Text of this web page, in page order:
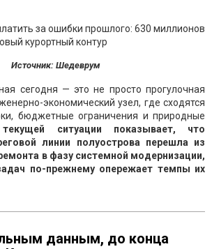
Источник: Шедеврум
сегодня — это не просто прогулочная
экономический узел, где сходятся
бюджетные ограничения и природные
ситуации показывает, что
линии полуострова перешла из
в фазу системной модернизации,
по-прежнему опережает темпы их
данным, до конца